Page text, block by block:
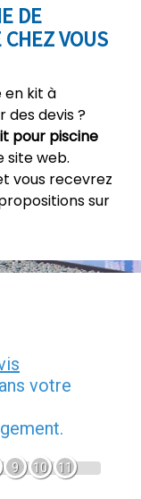
DE
CHEZ VOUS
en kit à
des devis ?
pour piscine
site web.
vous recevrez
sur
votre
9 10 11